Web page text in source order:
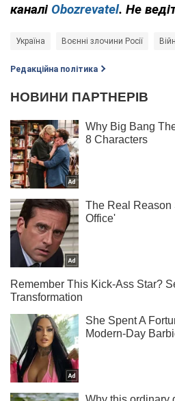
каналі Obozrevatel. Не
Україна Воєнні злочини Росії
Редакційна політика